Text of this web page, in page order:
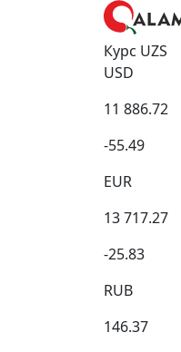
Курс UZS
USD
11 886.72
-55.49
EUR
13 717.27
-25.83
RUB
146.37